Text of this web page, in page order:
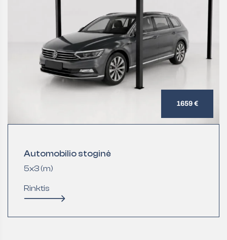
1659 €
Automobilio stoginė
5x3 (m)
Rinktis